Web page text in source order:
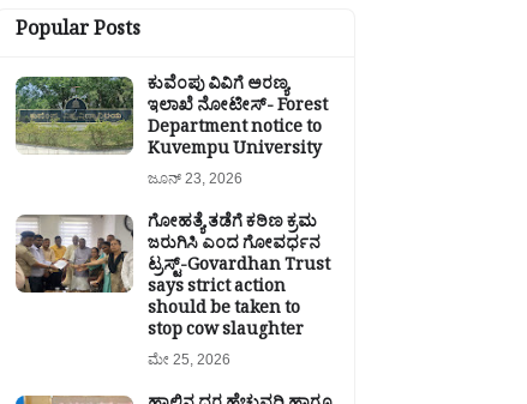
Popular Posts
ಕುವೆಂಪು ವಿವಿಗೆ ಅರಣ್ಯ
ಇಲಾಖೆ ನೋಟೀಸ್- Forest
Department notice to
Kuvempu University
ಜೂನ್ 23, 2026
ಗೋಹತ್ಯೆ ತಡೆಗೆ ಕಠಿಣ ಕ್ರಮ
ಜರುಗಿಸಿ ಎಂದ ಗೋವರ್ಧನ
ಟ್ರಸ್ಟ್-Govardhan Trust
says strict action
should be taken to
stop cow slaughter
ಮೇ 25, 2026